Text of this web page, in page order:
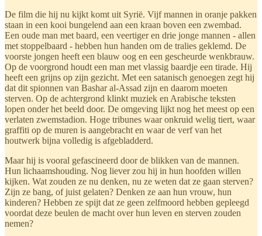
De film die hij nu kijkt komt uit Syrië. Vijf mannen in oranje pakken
staan in een kooi bungelend aan een kraan boven een zwembad.
Een oude man met baard, een veertiger en drie jonge mannen - allen
met stoppelbaard - hebben hun handen om de tralies geklemd. De
voorste jongen heeft een blauw oog en een gescheurde wenkbrauw.
Op de voorgrond houdt een man met vlassig baardje een tirade. Hij
heeft een grijns op zijn gezicht. Met een satanisch genoegen zegt hij
dat dit spionnen van Bashar al-Assad zijn en daarom moeten
sterven. Op de achtergrond klinkt muziek en Arabische teksten
lopen onder het beeld door. De omgeving lijkt nog het meest op een
verlaten zwemstadion. Hoge tribunes waar onkruid welig tiert, waar
graffiti op de muren is aangebracht en waar de verf van het
houtwerk bijna volledig is afgebladderd.
Maar hij is vooral gefascineerd door de blikken van de mannen.
Hun lichaamshouding. Nog liever zou hij in hun hoofden willen
kijken. Wat zouden ze nu denken, nu ze weten dat ze gaan sterven?
Zijn ze bang, of juist gelaten? Denken ze aan hun vrouw, hun
kinderen? Hebben ze spijt dat ze geen zelfmoord hebben gepleegd
voordat deze beulen de macht over hun leven en sterven zouden
nemen?